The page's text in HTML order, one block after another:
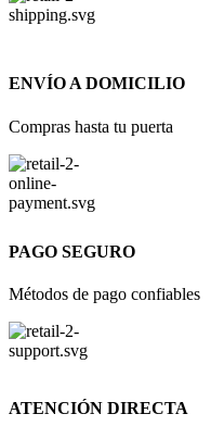
ENVÍO A DOMICILIO
Compras hasta tu puerta
PAGO SEGURO
Métodos de pago confiables
ATENCIÓN DIRECTA